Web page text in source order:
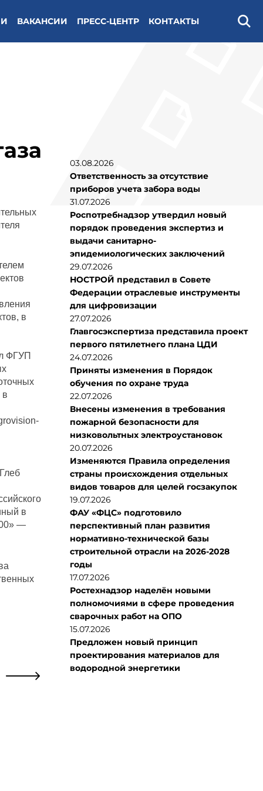
ВАКАНСИИ ПРЕСС-ЦЕНТР КОНТАКТЫ
в
ФГУП
в
в
—
03.08.2026
Ответственность за отсутствие
приборов учета забора воды
31.07.2026
Роспотребнадзор утвердил новый
порядок проведения экспертиз и
выдачи санитарно-
эпидемиологических заключений
29.07.2026
НОСТРОЙ представил в Совете
Федерации отраслевые инструменты
для цифровизации
27.07.2026
Главгосэкспертиза представила проект
первого пятилетнего плана ЦДИ
24.07.2026
Приняты изменения в Порядок
обучения по охране труда
22.07.2026
Внесены изменения в требования
пожарной безопасности для
низковольтных электроустановок
20.07.2026
Изменяются Правила определения
страны происхождения отдельных
видов товаров для целей госзакупок
19.07.2026
ФАУ «ФЦС» подготовило
перспективный план развития
нормативно-технической базы
строительной отрасли на 2026-2028
годы
17.07.2026
Ростехнадзор наделён новыми
полномочиями в сфере проведения
сварочных работ на ОПО
15.07.2026
Предложен новый принцип
проектирования материалов для
водородной энергетики